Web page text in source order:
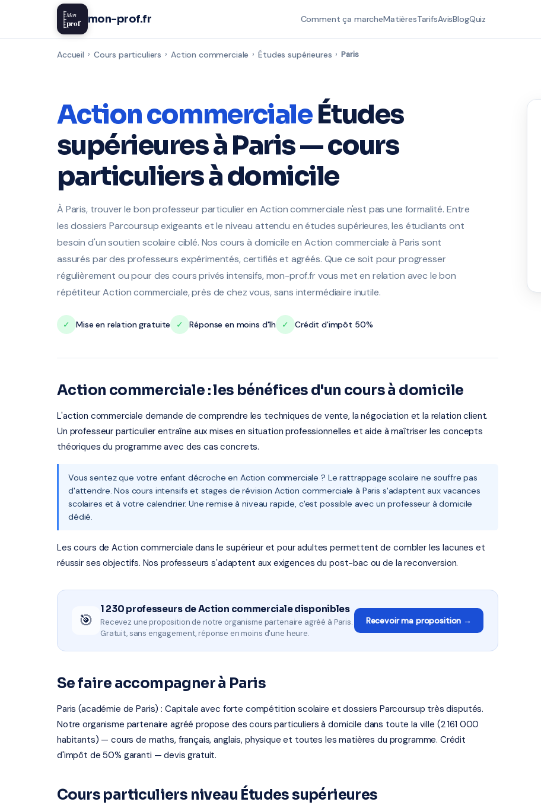
Mon
prof mon-prof.fr Comment ça marcheMatièresTarifsAvisBlogQuiz
Accueil › Cours particuliers › Action commerciale › Études supérieures › Paris
Action commercialeÉtudes
supérieures à Paris — cours
particuliers à domicile
À Paris, trouver le bon professeur particulier en Action commerciale n'est pas une formalité. Entre
les dossiers Parcoursup exigeants et le niveau attendu en études supérieures, les étudiants ont
besoin d'un soutien scolaire ciblé. Nos cours à domicile en Action commerciale à Paris sont
assurés par des professeurs expérimentés, certifiés et agréés. Que ce soit pour progresser
régulièrement ou pour des cours privés intensifs, mon-prof.fr vous met en relation avec le bon
répétiteur Action commerciale, près de chez vous, sans intermédiaire inutile.
✓ Mise en relation gratuite ✓ Réponse en moins d'1h ✓ Crédit d'impôt 50%
Action commerciale : les bénéfices d'un cours à domicile
L'action commerciale demande de comprendre les techniques de vente, la négociation et la relation client.
Un professeur particulier entraîne aux mises en situation professionnelles et aide à maîtriser les concepts
théoriques du programme avec des cas concrets.
Vous sentez que votre enfant décroche en Action commerciale ? Le rattrappage scolaire ne souffre pas
d'attendre. Nos cours intensifs et stages de révision Action commerciale à Paris s'adaptent aux vacances
scolaires et à votre calendrier. Une remise à niveau rapide, c'est possible avec un professeur à domicile
dédié.
Les cours de Action commerciale dans le supérieur et pour adultes permettent de combler les lacunes et
réussir ses objectifs. Nos professeurs s'adaptent aux exigences du post-bac ou de la reconversion.
🎯
1 230 professeurs de Action commerciale disponibles
Recevez une proposition de notre organisme partenaire agréé à Paris.
Gratuit, sans engagement, réponse en moins d'une heure.
Recevoir ma proposition →
Se faire accompagner à Paris
Paris (académie de Paris) : Capitale avec forte compétition scolaire et dossiers Parcoursup très disputés.
Notre organisme partenaire agréé propose des cours particuliers à domicile dans toute la ville (2 161 000
habitants) — cours de maths, français, anglais, physique et toutes les matières du programme. Crédit
d'impôt de 50% garanti — devis gratuit.
Cours particuliers niveau Études supérieures